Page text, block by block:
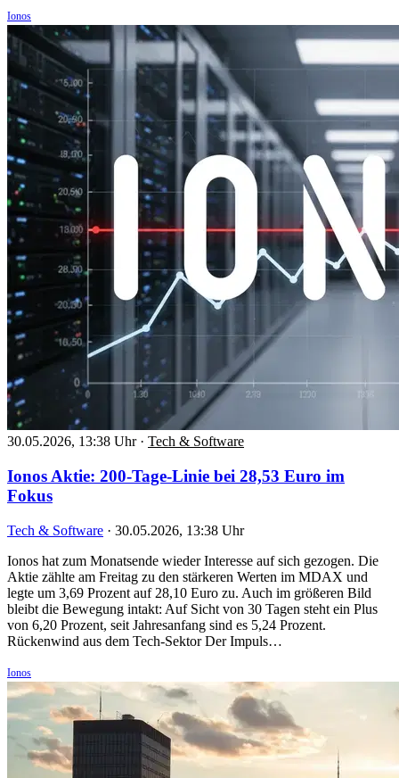
Ionos
30.05.2026, 13:38 Uhr · Tech & Software
Ionos Aktie: 200-Tage-Linie bei 28,53 Euro im
Fokus
Tech & Software · 30.05.2026, 13:38 Uhr
Ionos hat zum Monatsende wieder Interesse auf sich gezogen. Die
Aktie zählte am Freitag zu den stärkeren Werten im MDAX und
legte um 3,69 Prozent auf 28,10 Euro zu. Auch im größeren Bild
bleibt die Bewegung intakt: Auf Sicht von 30 Tagen steht ein Plus
von 6,20 Prozent, seit Jahresanfang sind es 5,24 Prozent.
Rückenwind aus dem Tech-Sektor Der Impuls…
Ionos